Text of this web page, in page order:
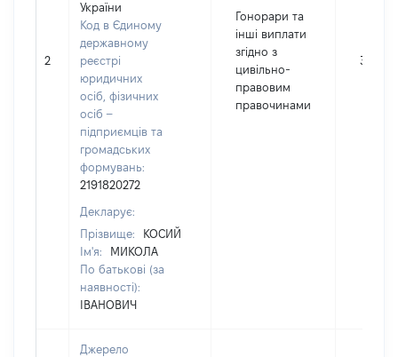
2
України
Код в Єдиному
державному
реєстрі
юридичних
осіб, фізичних
осіб –
підприємців та
громадських
формувань:
2191820272
Декларує:
Прізвище:
КОСИЙ
Ім'я:
МИКОЛА
По батькові (за
наявності):
ІВАНОВИЧ
Гонорари та
інші виплати
згідно з
цивільно-
правовим
правочинами
35028
Джерело